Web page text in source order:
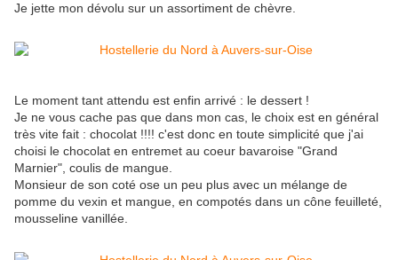
Je jette mon dévolu sur un assortiment de chèvre.
Le moment tant attendu est enfin arrivé : le dessert !
Je ne vous cache pas que dans mon cas, le choix est en général
très vite fait : chocolat !!!! c'est donc en toute simplicité que j'ai
choisi le chocolat en entremet au coeur bavaroise "Grand
Marnier", coulis de mangue.
Monsieur de son coté ose un peu plus avec un mélange de
pomme du vexin et mangue, en compotés dans un cône feuilleté,
mousseline vanillée.